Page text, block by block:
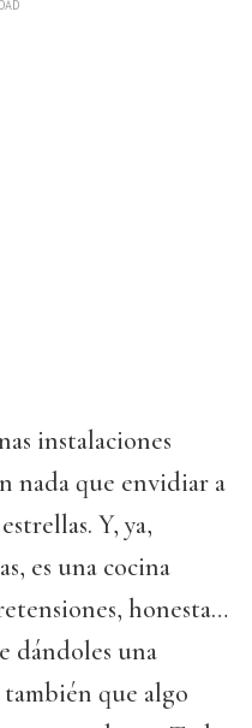
instalaciones
nada que envidiar a
Y, ya,
es una cocina
honesta…
dándoles una
que algo